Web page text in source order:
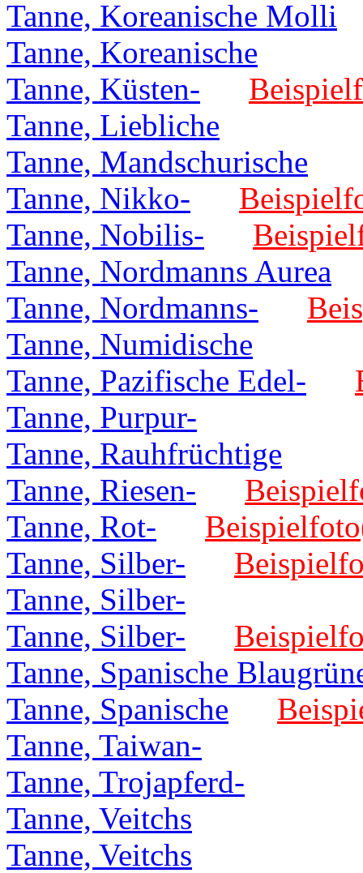
Tanne, Koreanische Molli
Tanne, Koreanische
Tanne, Küsten-
Tanne, Liebliche
Tanne, Mandschurische
Tanne, Nikko-
Tanne, Nobilis-
Tanne, Nordmanns Aurea
Tanne, Nordmanns-
Tanne, Numidische
Tanne, Pazifische Edel-
Tanne, Purpur-
Tanne, Rauhfrüchtige
Tanne, Riesen-
Tanne, Rot-
Tanne, Silber-
Tanne, Silber-
Tanne, Silber-
Tanne, Spanische
Tanne, Spanische
Tanne, Taiwan-
Tanne, Trojapferd-
Tanne, Veitchs
Tanne, Veitchs